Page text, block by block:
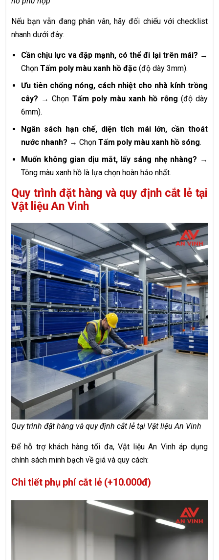
Nếu bạn vẫn đang phân vân, hãy đối chiếu với checklist
nhanh dưới đây:
Cần chịu lực va đập mạnh, có thể đi lại trên mái? →
Chọn Tấm poly màu xanh hồ đặc (độ dày 3mm).
Ưu tiên chống nóng, cách nhiệt cho nhà kính trồng
cây? → Chọn Tấm poly màu xanh hồ rỗng (độ dày
6mm).
Ngân sách hạn chế, diện tích mái lớn, cần thoát
nước nhanh? → Chọn Tấm poly màu xanh hồ sóng.
Muốn không gian dịu mắt, lấy sáng nhẹ nhàng? →
Tông màu xanh hồ là lựa chọn hoàn hảo nhất.
Quy trình đặt hàng và quy định cắt lẻ tại
Vật liệu An Vinh
Quy trình đặt hàng và quy định cắt lẻ tại Vật liệu An Vinh
Để hỗ trợ khách hàng tối đa, Vật liệu An Vinh áp dụng
chính sách minh bạch về giá và quy cách:
Chi tiết phụ phí cắt lẻ (+10.000đ)